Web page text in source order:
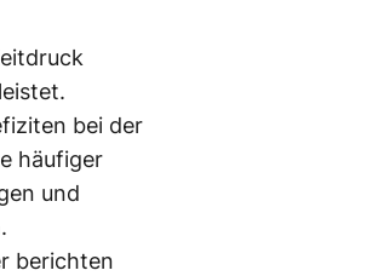
bei der
häufiger
und
berichten